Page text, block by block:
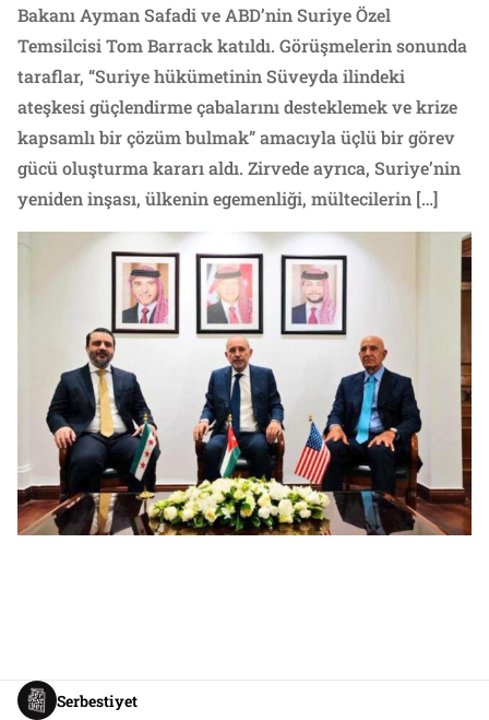
Bakanı Ayman Safadi ve ABD’nin Suriye Özel
Temsilcisi Tom Barrack katıldı. Görüşmelerin sonunda
taraflar, “Suriye hükümetinin Süveyda ilindeki
ateşkesi güçlendirme çabalarını desteklemek ve krize
kapsamlı bir çözüm bulmak” amacıyla üçlü bir görev
gücü oluşturma kararı aldı. Zirvede ayrıca, Suriye’nin
yeniden inşası, ülkenin egemenliği, mültecilerin […]
Serbestiyet